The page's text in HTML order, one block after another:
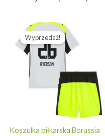
Wyprzedaż!
Koszulka piłkarska Borussia
Pierwotna
cena
wynosiła:
469,85 zł.
Aktualna
cena
wynosi:
127,69 zł.